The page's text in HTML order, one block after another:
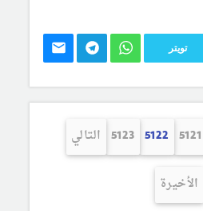
تويتر
5121
5122
5123 التالي
الأخيرة